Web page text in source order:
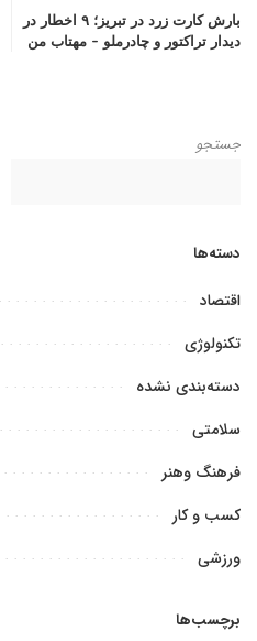
بارش کارت زرد در تبریز؛ ۹ اخطار در
دیدار تراکتور و چادرملو – مهتاب من
جستجو
دسته‌ها
اقتصاد
تکنولوژی
دسته‌بندی نشده
سلامتی
فرهنگ وهنر
کسب و کار
ورزشی
برچسب‌ها